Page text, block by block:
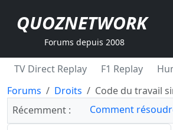
QUOZNETWORK
Forums depuis 2008
TV Direct Replay F1 Replay
Forums
Droits
Code du travail
Récemment :
Comment